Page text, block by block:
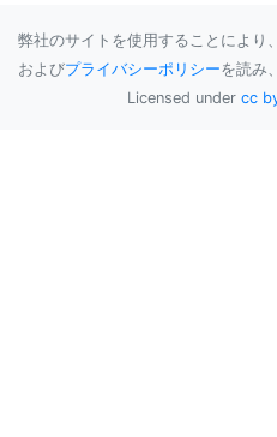
弊社のサイトを使用することにより
およびプライバシーポリシーを読み
Licensed under cc